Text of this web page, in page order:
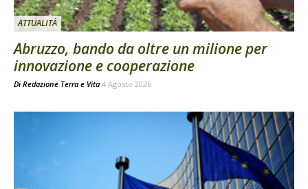
ATTUALITÀ
Abruzzo, bando da oltre un milione per
innovazione e cooperazione
Di Redazione Terra e Vita 4 Agosto 2026